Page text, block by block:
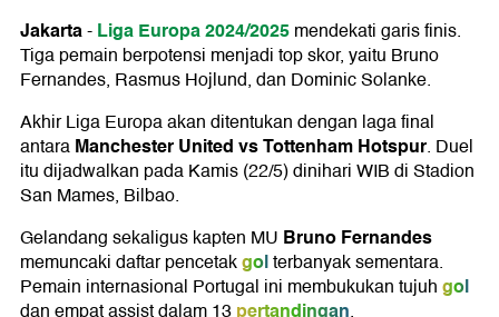
Jakarta-Liga Europa 2024/2025mendekati garis finis.
Tiga pemain berpotensi menjadi top skor, yaitu Bruno
Fernandes, Rasmus Hojlund, dan Dominic Solanke.
Akhir Liga Europa akan ditentukan dengan laga final
antaraManchester United vs Tottenham Hotspur. Duel
itu dijadwalkan pada Kamis (22/5) dinihari WIB di Stadion
San Mames, Bilbao.
Gelandang sekaligus kapten MU Bruno Fernandes
memuncaki daftar pencetakgolterbanyak sementara.
Pemain internasional Portugal ini membukukan tujuhgol